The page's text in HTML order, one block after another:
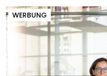
WERBUNG